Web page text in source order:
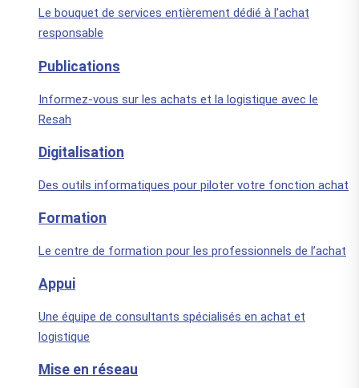
Le bouquet de services entièrement dédié à l’achat
responsable
Publications
Informez-vous sur les achats et la logistique avec le
Resah
Digitalisation
Des outils informatiques pour piloter votre fonction achat
Formation
Le centre de formation pour les professionnels de l’achat
Appui
Une équipe de consultants spécialisés en achat et
logistique
Mise en réseau